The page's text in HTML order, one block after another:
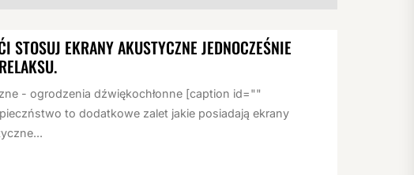
STOSUJ EKRANY AKUSTYCZNE JEDNOCZEŚNIE
- ogrodzenia dźwiękochłonne [caption id=""
to dodatkowe zalet jakie posiadają ekrany